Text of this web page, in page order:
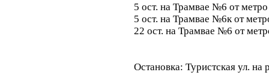
5 ост. на Трамвае №6 от
5 ост. на Трамвае №6к от
22 ост. на Трамвае №6 от
Остановка: Туристская ул. на